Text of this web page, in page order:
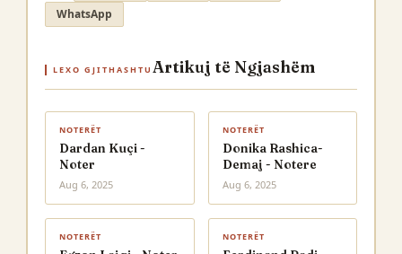
WhatsApp
LEXO GJITHASHTU Artikuj të Ngjashëm
NOTERËT
Dardan Kuçi -
Noter
Aug 6, 2025
NOTERËT
Donika Rashica-
Demaj - Notere
Aug 6, 2025
NOTERËT NOTERËT